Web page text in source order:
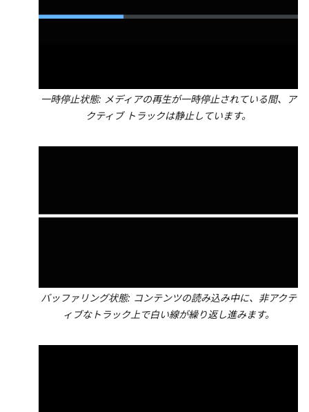
一時停止状態: メディアの再生が一時停止されている間、ア
クティブ トラックは静止しています。
バッファリング状態: コンテンツの読み込み中に、非アクテ
ィブなトラック上で白い線が繰り返し進みます。